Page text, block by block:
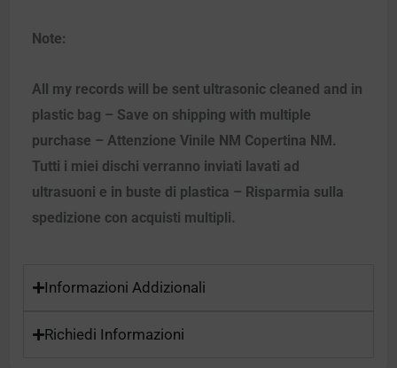
Note:
All my records will be sent ultrasonic cleaned and in
plastic bag – Save on shipping with multiple
purchase – Attenzione Vinile NM Copertina NM.
Tutti i miei dischi verranno inviati lavati ad
ultrasuoni e in buste di plastica – Risparmia sulla
spedizione con acquisti multipli.
Informazioni Addizionali
Richiedi Informazioni